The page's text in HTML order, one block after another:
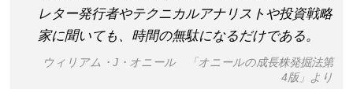
レター発行者やテクニカルアナリストや投資戦略
家に聞いても、時間の無駄になるだけである。
ウィリアム・J・オニール 「オニールの成長株発掘法第
4版」より